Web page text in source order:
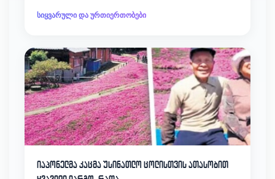
სიყვარული და ურთიერთობები
იაპონელმა კაცმა უსინათლო ცოლისთვის ათასობით